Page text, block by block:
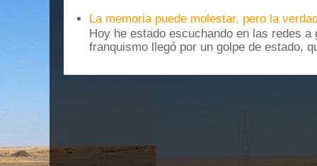
La memoria puede molestar, pero la
Hoy he estado escuchando en las redes
franquismo llegó por un golpe de estado,